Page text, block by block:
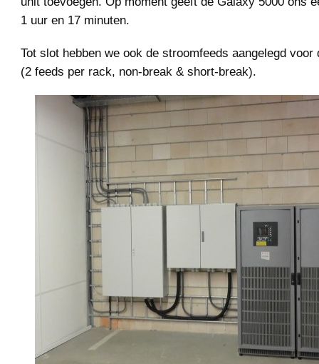
1 uur en 17 minuten.
Tot slot hebben we ook de stroomfeeds aangelegd
(2 feeds per rack, non-break & short-break).